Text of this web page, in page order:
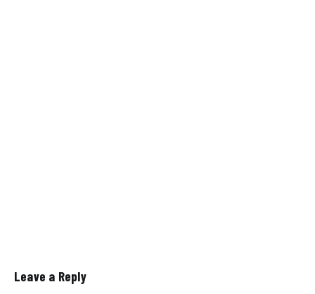
Leave a Reply